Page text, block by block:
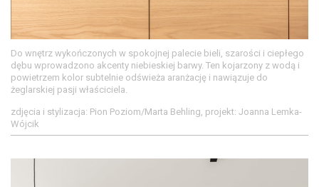
Do wnętrz wykończonych w spokojnej palecie bieli, szarości i ciepłego
dębu wprowadzono akcenty niebieskiej barwy. Ten kojarzony z wodą i
powietrzem kolor subtelnie odświeża aranżację i nawiązuje do
żeglarskiej pasji właściciela.
zdjęcia i stylizacja: Pion Poziom/Marta Behling, projekt: Joanna Lemka-
Wójcik